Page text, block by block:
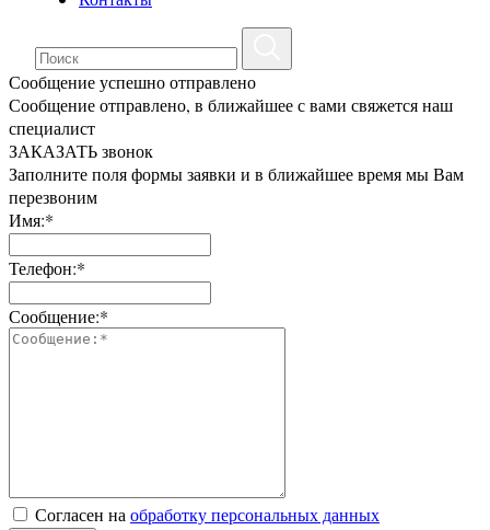
Сообщение успешно отправлено
Сообщение отправлено, в ближайшее с вами свяжется наш
специалист
ЗАКАЗАТЬ звонок
Заполните поля формы заявки и в ближайшее время мы Вам
перезвоним
Имя:*
Телефон:*
Сообщение:*
Согласен на обработку персональных данных